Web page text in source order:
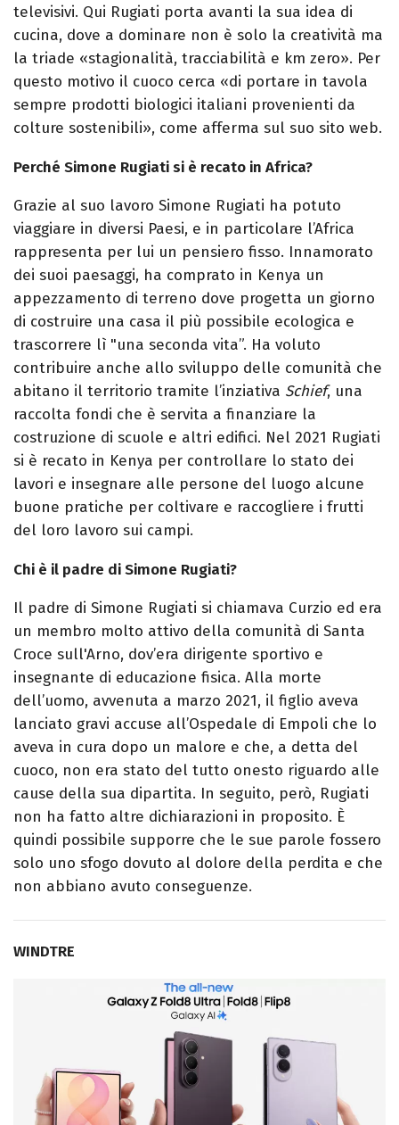
televisivi. Qui Rugiati porta avanti la sua idea di
cucina, dove a dominare non è solo la creatività ma
la triade «stagionalità, tracciabilità e km zero». Per
questo motivo il cuoco cerca «di portare in tavola
sempre prodotti biologici italiani provenienti da
colture sostenibili», come afferma sul suo sito web.
Perché Simone Rugiati si è recato in Africa?
Grazie al suo lavoro Simone Rugiati ha potuto
viaggiare in diversi Paesi, e in particolare l’Africa
rappresenta per lui un pensiero fisso. Innamorato
dei suoi paesaggi, ha comprato in Kenya un
appezzamento di terreno dove progetta un giorno
di costruire una casa il più possibile ecologica e
trascorrere lì "una seconda vita”. Ha voluto
contribuire anche allo sviluppo delle comunità che
abitano il territorio tramite l’inziativa Schief, una
raccolta fondi che è servita a finanziare la
costruzione di scuole e altri edifici. Nel 2021 Rugiati
si è recato in Kenya per controllare lo stato dei
lavori e insegnare alle persone del luogo alcune
buone pratiche per coltivare e raccogliere i frutti
del loro lavoro sui campi.
Chi è il padre di Simone Rugiati?
Il padre di Simone Rugiati si chiamava Curzio ed era
un membro molto attivo della comunità di Santa
Croce sull'Arno, dov’era dirigente sportivo e
insegnante di educazione fisica. Alla morte
dell’uomo, avvenuta a marzo 2021, il figlio aveva
lanciato gravi accuse all’Ospedale di Empoli che lo
aveva in cura dopo un malore e che, a detta del
cuoco, non era stato del tutto onesto riguardo alle
cause della sua dipartita. In seguito, però, Rugiati
non ha fatto altre dichiarazioni in proposito. È
quindi possibile supporre che le sue parole fossero
solo uno sfogo dovuto al dolore della perdita e che
non abbiano avuto conseguenze.
WINDTRE